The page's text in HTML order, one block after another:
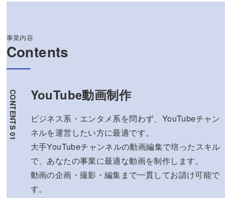
事業内容
Contents
YouTube動画制作
ビジネス系・エンタメ系を問わず、YouTubeチャン
ネルを運営したい方に最適です。
大手YouTubeチャンネルの動画編集で培ったスキル
で、あなたの事業に最適な動画を制作します。
動画の企画・撮影・編集まで一貫してお請け可能で
す。